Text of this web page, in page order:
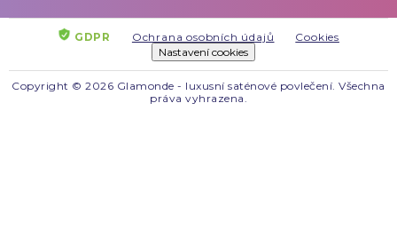
GDPR Ochrana osobních údajů
Cookies
Nastavení cookies
Copyright © 2026 Glamonde - luxusní saténové povlečení. Všechna
práva vyhrazena.